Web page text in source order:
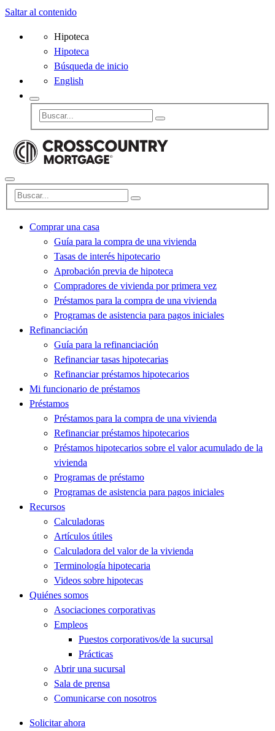
Saltar al contenido
Hipoteca
Hipoteca
Búsqueda de inicio
English
Comprar una casa
Guía para la compra de una vivienda
Tasas de interés hipotecario
Aprobación previa de hipoteca
Compradores de vivienda por primera vez
Préstamos para la compra de una vivienda
Programas de asistencia para pagos iniciales
Refinanciación
Guía para la refinanciación
Refinanciar tasas hipotecarias
Refinanciar préstamos hipotecarios
Mi funcionario de préstamos
Préstamos
Préstamos para la compra de una vivienda
Refinanciar préstamos hipotecarios
Préstamos hipotecarios sobre el valor acumulado de la
vivienda
Programas de préstamo
Programas de asistencia para pagos iniciales
Recursos
Calculadoras
Artículos útiles
Calculadora del valor de la vivienda
Terminología hipotecaria
Videos sobre hipotecas
Quiénes somos
Asociaciones corporativas
Empleos
Puestos corporativos/de la sucursal
Prácticas
Abrir una sucursal
Sala de prensa
Comunicarse con nosotros
Solicitar ahora